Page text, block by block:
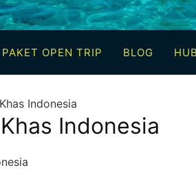
PAKET OPEN TRIP BLOG
Indonesia
Indonesia